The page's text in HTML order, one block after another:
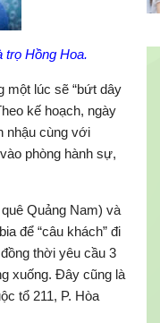
trọ Hồng Hoa.
một lúc sẽ “bứt dây
kế hoạch, ngày
nhậu cùng với
phòng hành sự,
Quảng Nam) và
để “câu khách” đi
thời yêu cầu 3
xuống. Đây cũng là
tổ 211, P. Hòa